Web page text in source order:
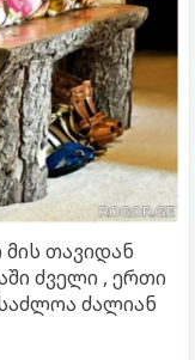
მის თავიდან
ძველი , ერთი
ძალიან